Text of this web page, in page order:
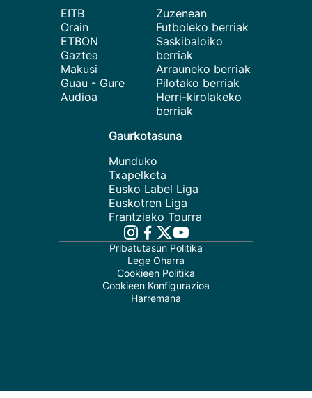
EITB
Orain
ETBON
Gaztea
Makusi
Guau - Gure
Audioa
Zuzenean
Futboleko berriak
Saskibaloiko
berriak
Arrauneko berriak
Pilotako berriak
Herri-kirolakeko
berriak
Gaurkotasuna
Munduko
Txapelketa
Eusko Label Liga
Euskotren Liga
Frantziako Tourra
Pribatutasun Politika
Lege Oharra
Cookieen Politika
Cookieen Konfigurazioa
Harremana